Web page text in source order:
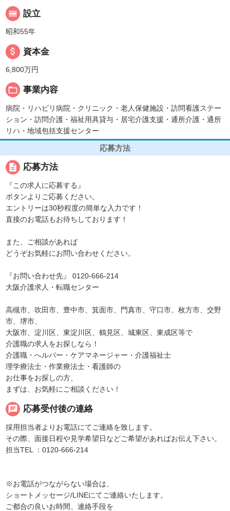
calendar_view_day 設立
昭和55年
attach_money 資本金
6,800万円
folder_open 事業内容
病院・リハビリ病院・クリニック・老人保健施設・訪問看護ステー
ション・訪問介護・福祉用具貸与・居宅介護支援・通所介護・通所
リハ・地域包括支援センター
応募方法
description 応募方法
『この求人に応募する』
ボタンよりご応募ください。
エントリーは30秒程度の簡単な入力です！
直接のお電話もお待ちしております！
また、ご相談があれば
どうぞお気軽にお問い合わせください。
『お問い合わせ先』 0120-666-214
大阪介護求人・転職センター
高槻市、吹田市、豊中市、箕面市、門真市、守口市、枚方市、交野
市、堺市、
大阪市、淀川区、東淀川区、鶴見区、城東区、東成区等で
介護職の求人をお探しなら！
介護職・へルパー・ケアマネージャー・介護福祉士
理学療法士・作業療法士・看護師の
お仕事をお探しの方、
まずは、お気軽にご相談ください！
chat 応募受付後の連絡
採用担当者よりお電話にてご連絡を致します。
その際、面接日程や見学希望日などご希望があればお伝え下さい。
担当TEL ：0120-666-214
※お電話がつながらない場合は、
ショートメッセージ/LINEにてご連絡いたします。
ご都合の良いお時間、連絡手段を